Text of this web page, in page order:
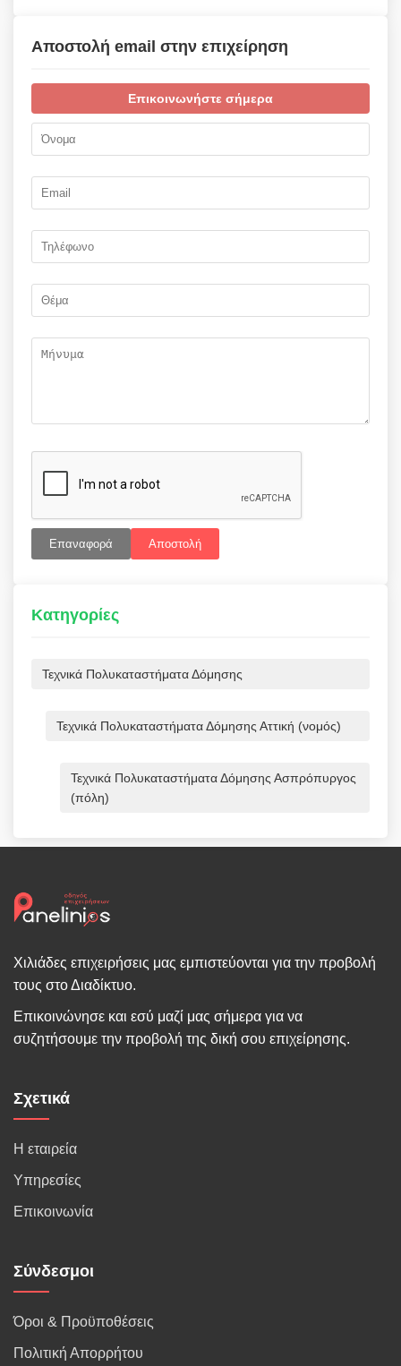
Αποστολή email στην επιχείρηση
Επικοινωνήστε σήμερα
Επαναφορά Αποστολή
Κατηγορίες
Τεχνικά Πολυκαταστήματα Δόμησης
Τεχνικά Πολυκαταστήματα Δόμησης Αττική (νομός)
Τεχνικά Πολυκαταστήματα Δόμησης Ασπρόπυργος
(πόλη)
Χιλιάδες επιχειρήσεις μας εμπιστεύονται για την προβολή
τους στο Διαδίκτυο.
Επικοινώνησε και εσύ μαζί μας σήμερα για να
συζητήσουμε την προβολή της δική σου επιχείρησης.
Σχετικά
Η εταιρεία
Υπηρεσίες
Επικοινωνία
Σύνδεσμοι
Όροι & Προϋποθέσεις
Πολιτική Απορρήτου